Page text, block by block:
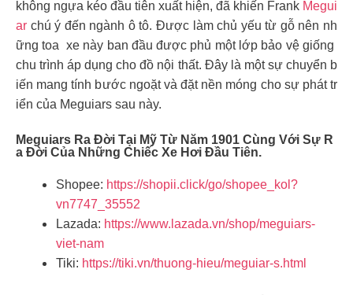
không ngựa kéo đầu tiên xuất hiện, đã khiến Frank Megui
ar chú ý đến ngành ô tô. Được làm chủ yếu từ gỗ nên nh
ững toa xe này ban đầu được phủ một lớp bảo vệ giống
chu trình áp dụng cho đồ nội thất. Đây là một sự chuyển b
iến mang tính bước ngoặt và đặt nền móng cho sự phát tr
iển của Meguiars sau này.
Meguiars Ra Đời Tại Mỹ Từ Năm 1901 Cùng Với Sự R
A Đời Của Những Chiếc Xe Hơi Đầu Tiên.
Shopee: https://shopii.click/go/shopee_kol?
vn7747_35552
Lazada: https://www.lazada.vn/shop/meguiars-
viet-nam
Tiki: https://tiki.vn/thuong-hieu/meguiar-s.html